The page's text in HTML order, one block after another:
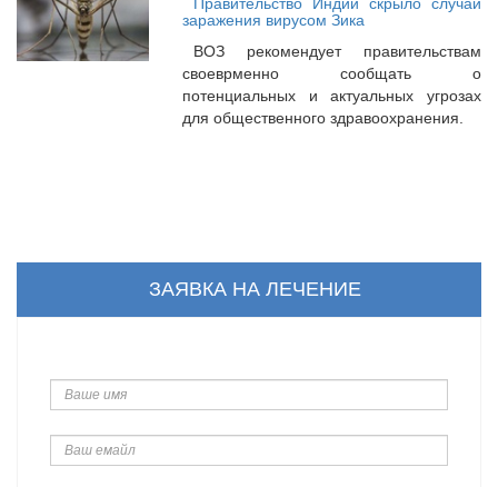
Правительство Индии скрыло случаи
заражения вирусом Зика
ВОЗ рекомендует правительствам
своеврменно сообщать о
потенциальных и актуальных угрозах
для общественного здравоохранения.
ЗАЯВКА НА ЛЕЧЕНИЕ
имя
емайл